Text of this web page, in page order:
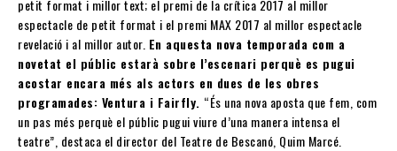
petit format i millor text; el premi de la crítica 2017 al millor
espectacle de petit format i el premi MAX 2017 al millor espectacle
revelació i al millor autor. En aquesta nova temporada com a
novetat el públic estarà sobre l’escenari perquè es pugui
acostar encara més als actors en dues de les obres
programades: Ventura i Fairfly. “És una nova aposta que fem, com
un pas més perquè el públic pugui viure d’una manera intensa el
teatre”, destaca el director del Teatre de Bescanó, Quim Marcé.